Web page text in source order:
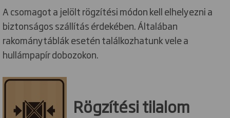
A csomagot a jelölt rögzítési módon kell elhelyezni a
biztonságos szállítás érdekében. Általában
rakománytáblák esetén találkozhatunk vele a
hullámpapír dobozokon.
Rögzítési tilalom